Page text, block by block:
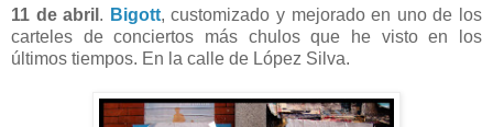
11 de abril . Bigott, customizado y mejorado en uno de los
carteles de conciertos más chulos que he visto en los
últimos tiempos. En la calle de López Silva.